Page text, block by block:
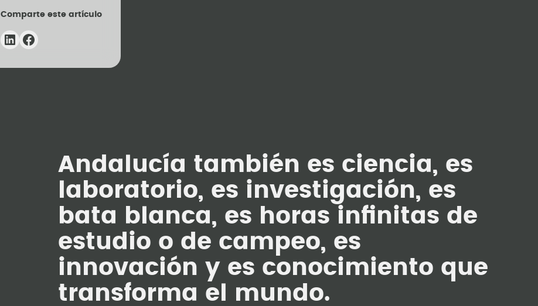
Comparte este artículo
Andalucía también es ciencia, es
laboratorio, es investigación, es
bata blanca, es horas infinitas de
estudio o de campeo, es
innovación y es conocimiento que
transforma el mundo.